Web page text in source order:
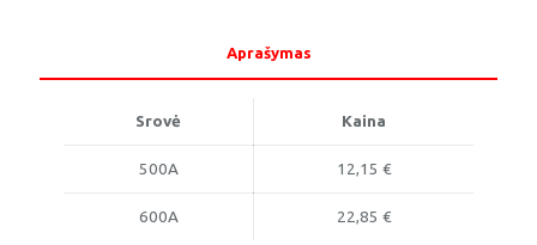
Aprašymas
Srovė Kaina
500A 12,15 €
600A 22,85 €